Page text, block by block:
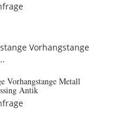
Vorhangstange Metall
Antik